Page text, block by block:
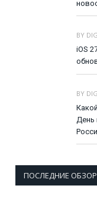
BY
iOS
BY
День
ПОСЛЕДНИЕ